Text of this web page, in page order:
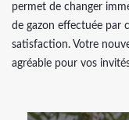
permet de changer
de gazon effectuée par
satisfaction. Votre
agréable pour vos